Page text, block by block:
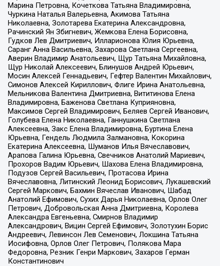
Марина Петровна, Кочеткова Татьяна Владимировна,
Чуркина Наталья Валерьевна, Акимова Татьяна
Николаевна, Золотарева Екатерина Александровна,
Рачинский Ян Збигневич, Жемкова Елена Борисовна,
Гудков Лев Дмитриевич, Илларионова Юлия Юрьевна,
Саранг Анна Васильевна, Захарова Светлана Сергеевна,
Аверин Владимир Анатольевич, Щур Татьяна Михайловна,
Щур Николай Алексеевич, Блинушов Андрей Юрьевич,
Мосин Алексей Геннадьевич, Гефтер Валентин Михайлович,
Симонов Алексей Кириллович, Флиге Ирина Анатольевна,
Мельникова Валентина Дмитриевна, Вититинова Елена
Владимировна, Баженова Светлана Куприяновна,
Максимов Сергей Владимирович, Беляев Сергей Иванович,
Голубева Елена Николаевна, Ганнушкина Светлана
Алексеевна, Закс Елена Владимировна, Буртина Елена
Юрьевна, Гендель Людмила Залмановна, Кокорина
Екатерина Алексеевна, Шуманов Илья Вячеславович,
Арапова Галина Юрьевна, Свечников Анатолий Мариевич,
Прохоров Вадим Юрьевич, Шахова Елена Владимировна,
Подузов Сергей Васильевич, Протасова Ирина
Вячеславовна, Литинский Леонид Борисович, Лукашевский
Сергей Маркович, Бахмин Вячеслав Иванович, Шабад
Анатолий Ефимович, Сухих Дарья Николаевна, Орлов Олег
Петрович, Добровольская Анна Дмитриевна, Королева
Александра Евгеньевна, Смирнов Владимир
Александрович, Вицин Сергей Ефимович, Золотухин Борис
Андреевич, Левинсон Лев Семенович, Локшина Татьяна
Иосифовна, Орлов Олег Петрович, Полякова Мара
Федоровна, Резник Генри Маркович, Захаров Герман
Константинович